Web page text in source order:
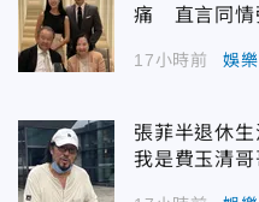
痛 直言同情
17小時前 娛樂
張菲半退休
我是費玉清哥